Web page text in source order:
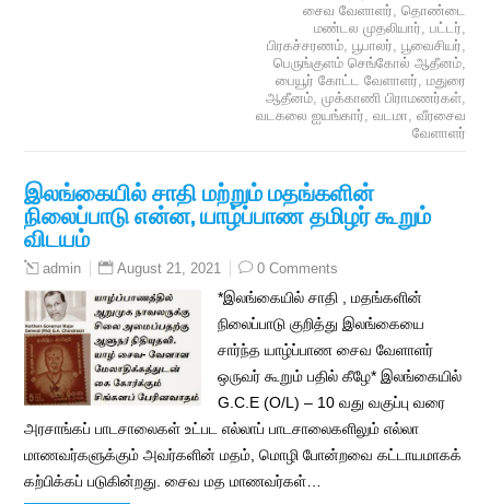
சைவ வேளாளர், தொண்டை
மண்டல முதலியார், பட்டர்,
பிரகச்சரணம், பூபாலர், பூவைசியர்,
பெருங்குளம் செங்கோல் ஆதீனம்,
பையூர் கோட்ட வேளாளர், மதுரை
ஆதீனம், முக்காணி பிராமணர்கள்,
வடகலை ஐயங்கார், வடமா, வீரசைவ
வேளாளர்
இலங்கையில் சாதி மற்றும் மதங்களின்
நிலைப்பாடு என்ன, யாழ்ப்பாண தமிழர் கூறும்
விடயம்
admin August 21, 2021 0 Comments
*இலங்கையில் சாதி , மதங்களின்
நிலைப்பாடு குறித்து இலங்கையை
சார்ந்த யாழ்ப்பாண சைவ வேளாளர்
ஒருவர் கூறும் பதில் கீழே* இலங்கையில்
G.C.E (O/L) – 10 வது வகுப்பு வரை
அரசாங்கப் பாடசாலைகள் உட்பட எல்லாப் பாடசாலைகளிலும் எல்லா
மாணவர்களுக்கும் அவர்களின் மதம், மொழி போன்றவை கட்டாயமாகக்
கற்பிக்கப் படுகின்றது. சைவ மத மாணவர்கள்…